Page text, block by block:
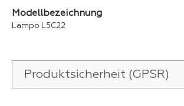
Modellbezeichnung
Lampo L5C22
Produktsicherheit (GPSR)